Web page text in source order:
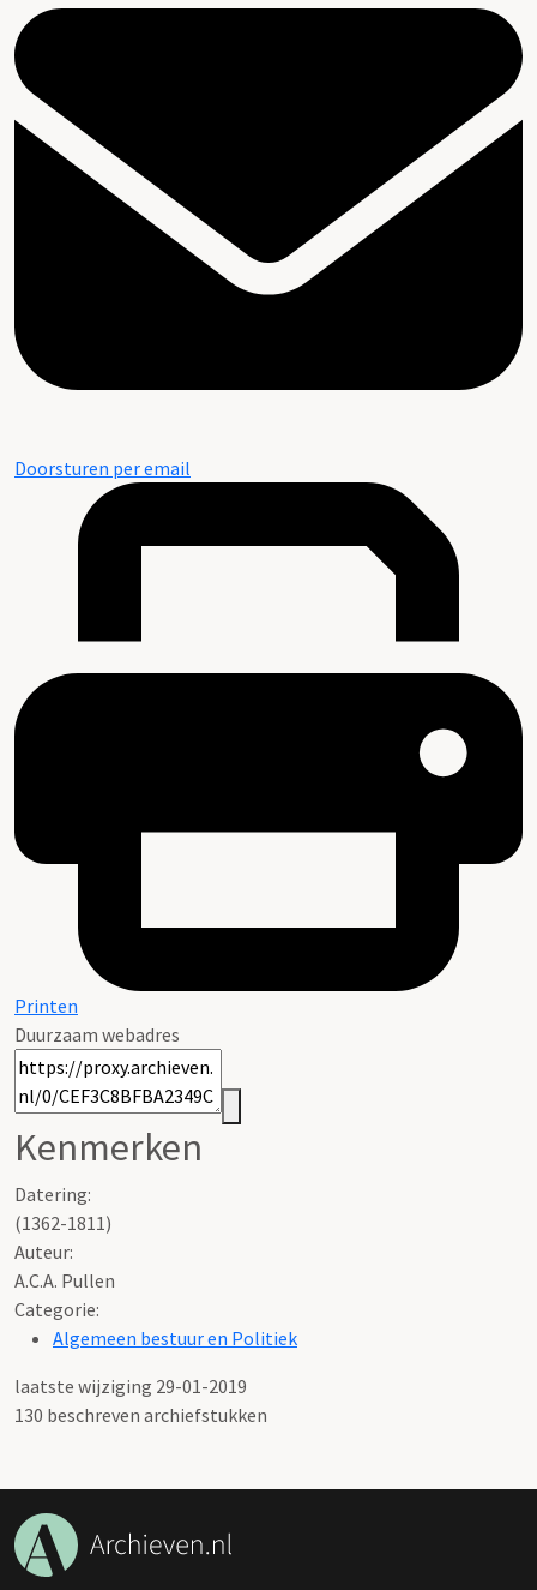
Doorsturen per email
Printen
Duurzaam webadres
Kenmerken
Datering:
(1362-1811)
Auteur:
A.C.A. Pullen
Categorie:
Algemeen bestuur en Politiek
laatste wijziging 29-01-2019
130 beschreven archiefstukken